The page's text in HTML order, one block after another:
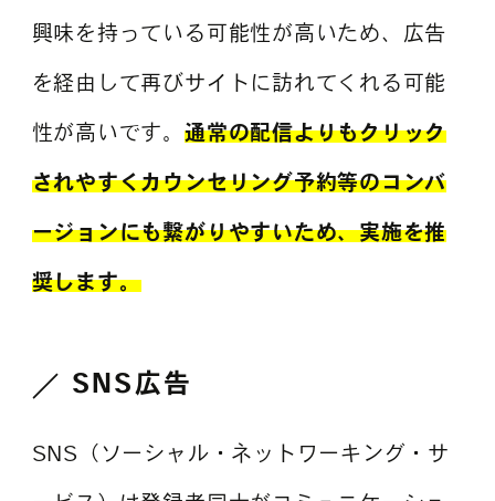
興味を持っている可能性が高いため、広告
を経由して再びサイトに訪れてくれる可能
性が高いです。通常の配信よりもクリック
されやすくカウンセリング予約等のコンバ
ージョンにも繋がりやすいため、実施を推
奨します。
SNS広告
SNS（ソーシャル・ネットワーキング・サ